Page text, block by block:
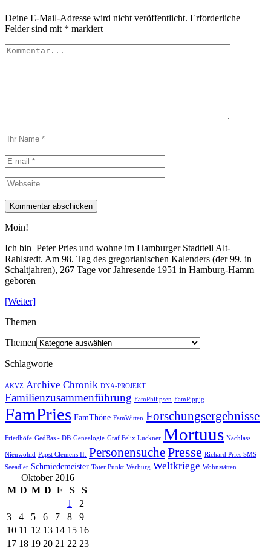
Deine E-Mail-Adresse wird nicht veröffentlicht. Erforderliche
Felder sind mit * markiert
Moin!
Ich bin Peter Pries und wohne im Hamburger Stadtteil Alt-
Rahlstedt. Am 98. Tag des gregorianischen Kalenders (der 99. in
Schaltjahren), 267 Tage vor Jahresende 1951 in Hamburg-Hamm
geboren
[Weiter]
Themen
Themen
Schlagworte
AKVZ Archive Chronik DNA-PROJEKT
Familienzusammenführung FamPhilipsen FamPippig
FamPries FamThöne FamWitten Forschungsergebnisse
Friedhöfe GedBas - DB Genealogie Graf Felix Luckner Mortuus Nachlass
Nienwohld Papst Clemens II. PersonensuchePresse Richard Pries SMS
Seeadler Schmiedemeister Toter Punkt Warburg Weltkriege Wohnstätten
Oktober 2016
M D M D F S
S
1
2
3
4 5 6 7 8
9
10 11 12 13 14 15 16
17 18 19 20 21 22 23